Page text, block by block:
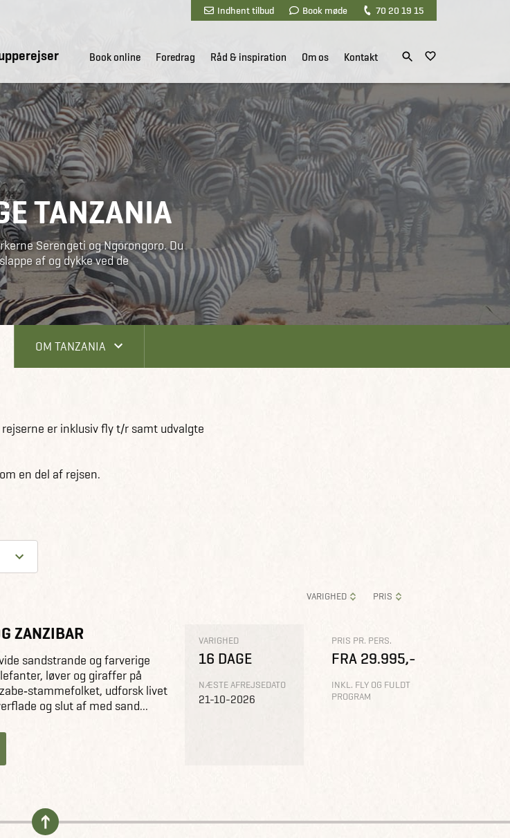
Indhent tilbud Book møde 70 20 19 15
Book online Foredrag Råd & inspiration Om os Kontakt
TANZANIA
Serengeti og Ngorongoro. Du
af og dykke ved de
OM TANZANIA
er inklusiv fly t/r samt udvalgte
en del af rejsen.
VARIGHED PRIS
ZANZIBAR
sandstrande og farverige
løver og giraffer på
udforsk livet
og slut af med sand...
VARIGHED
16 DAGE
NÆSTE AFREJSEDATO
21-10-2026
PRIS PR. PERS.
FRA 29.995,-
INKL. FLY OG FULDT
PROGRAM